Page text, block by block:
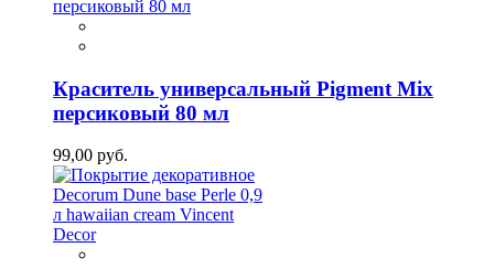
Краситель универсальный Pigment Mix
персиковый 80 мл
99,00 руб.